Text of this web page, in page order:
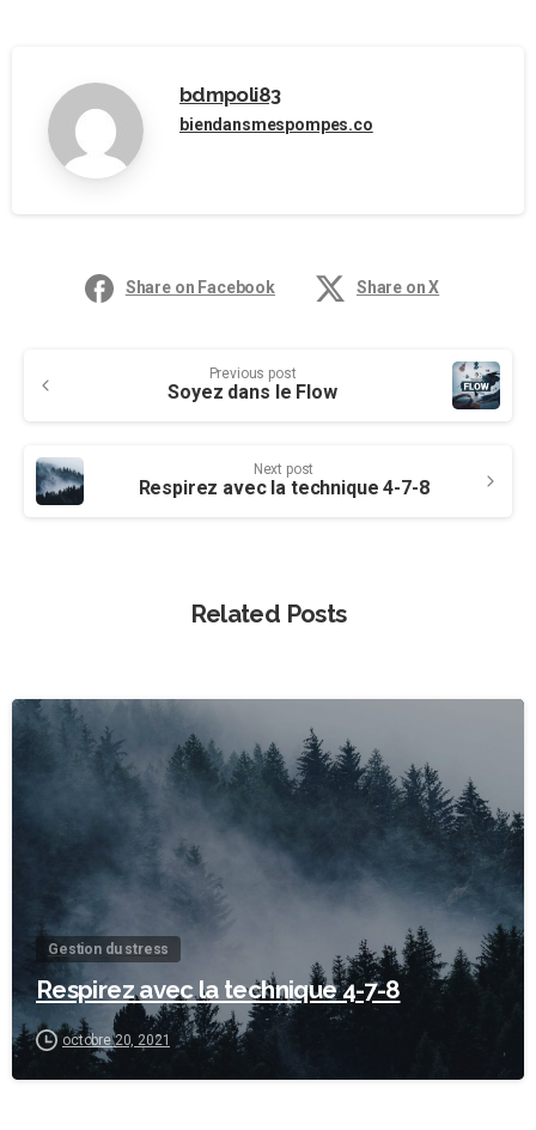
bdmpoli83
biendansmespompes.co
Share on Facebook Share on X
Reading
Previous post
Soyez dans le Flow
Next post
Respirez avec la technique 4-7-8
Related Posts
Gestion du stress
Respirez avec la technique 4-7-8
octobre 20, 2021